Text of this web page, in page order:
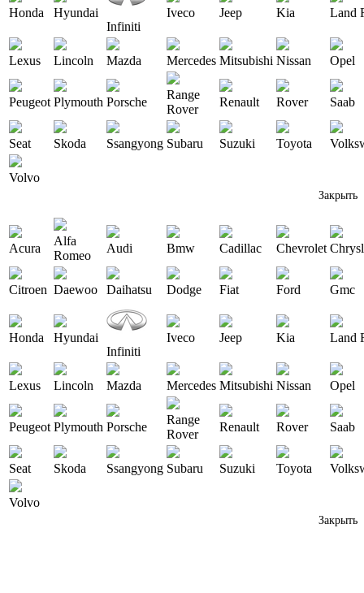
Honda
Hyundai
Infiniti
Iveco Jeep Kia Land
Lexus Lincoln Mazda Mercedes Mitsubishi Nissan Opel
Peugeot Plymouth Porsche
Range
Rover
Renault Rover Saab
Seat Skoda Ssangyong Subaru Suzuki Toyota
Volvo
Закрыть
Acura
Alfa
Romeo
Audi Bmw Cadillac Chevrolet
Citroen Daewoo Daihatsu Dodge Fiat Ford Gmc
Honda
Hyundai
Infiniti
Iveco Jeep Kia Land
Lexus Lincoln Mazda Mercedes Mitsubishi Nissan Opel
Peugeot Plymouth Porsche
Range
Rover
Renault Rover Saab
Seat Skoda Ssangyong Subaru Suzuki Toyota
Volvo
Закрыть